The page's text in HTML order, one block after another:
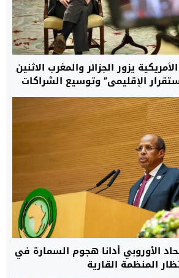
يزور الجزائر والمغرب الاثنين
الإقليمي” وتوسيع الشراكات
الاستراتيجية
الأوروبي أدانا هجوم السمارة في
المنظمة القارية